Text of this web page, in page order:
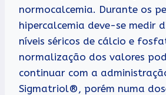
normocalcemia. Durante os
hipercalcemia deve-se medir
níveis séricos de cálcio e
normalização dos valores
continuar com a
Sigmatriol®, porém numa